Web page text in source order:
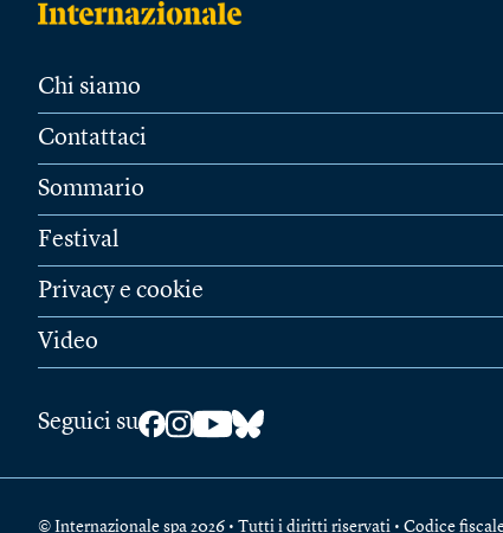
Chi siamo
Contattaci
Sommario
Festival
Privacy e cookie
Video
Seguici su
© Internazionale spa 2026 • Tutti i diritti riservati • Codice